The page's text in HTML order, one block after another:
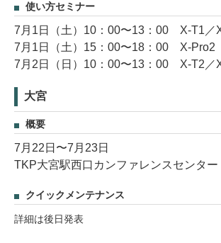
使い方セミナー
7月1日（土）10：00〜13：00 X-T1／
7月1日（土）15：00〜18：00 X-Pro2
7月2日（日）10：00〜13：00 X-T2／
大宮
概要
7月22日〜7月23日
TKP大宮駅西口カンファレンスセンター
クイックメンテナンス
詳細は後日発表